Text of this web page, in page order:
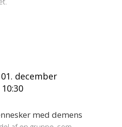
december
10:30
med demens